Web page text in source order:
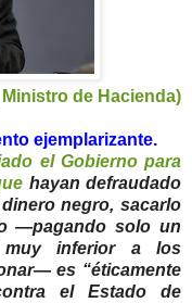
de Hacienda)
ejemplarizante.
el Gobierno para
hayan defraudado
negro, sacarlo
—pagando solo un
muy inferior a los
es “éticamente
el Estado de